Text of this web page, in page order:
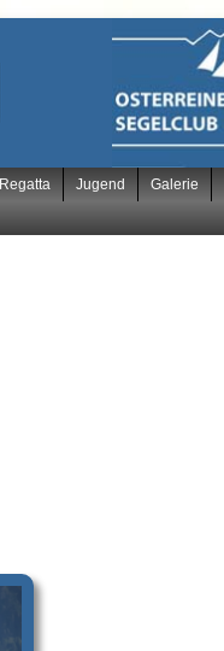
Regatta Jugend
Galerie